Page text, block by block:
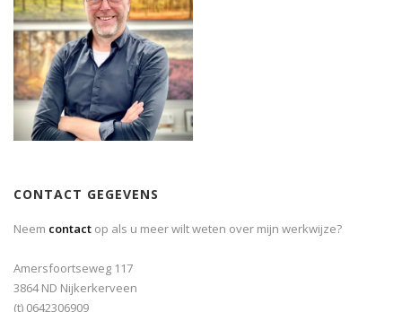
CONTACT GEGEVENS
Neem contact op als u meer wilt weten over mijn werkwijze?
Amersfoortseweg 117
3864 ND Nijkerkerveen
(t) 0642306909